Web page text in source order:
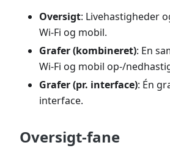
Oversigt: Livehastigheder
Wi-Fi og mobil.
Grafer (kombineret): En
Wi-Fi og mobil op-/
Grafer (pr. interface): Én
interface.
Oversigt-fane